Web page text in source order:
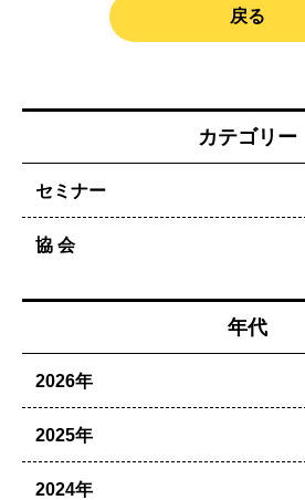
戻る
カテゴリー
セミナー
協 会
年代
2026年
2025年
2024年